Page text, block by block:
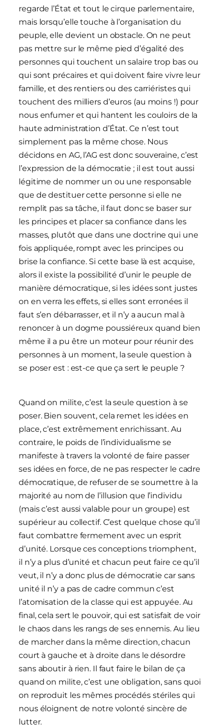
regarde l’État et tout le cirque parlementaire,
mais lorsqu’elle touche à l’organisation du
peuple, elle devient un obstacle. On ne peut
pas mettre sur le même pied d’égalité des
personnes qui touchent un salaire trop bas ou
qui sont précaires et qui doivent faire vivre leur
famille, et des rentiers ou des carriéristes qui
touchent des milliers d’euros (au moins !) pour
nous enfumer et qui hantent les couloirs de la
haute administration d’État. Ce n’est tout
simplement pas la même chose. Nous
décidons en AG, l’AG est donc souveraine, c’est
l’expression de la démocratie ; il est tout aussi
légitime de nommer un ou une responsable
que de destituer cette personne si elle ne
remplit pas sa tâche, il faut donc se baser sur
les principes et placer sa confiance dans les
masses, plutôt que dans une doctrine qui une
fois appliquée, rompt avec les principes ou
brise la confiance. Si cette base là est acquise,
alors il existe la possibilité d’unir le peuple de
manière démocratique, si les idées sont justes
on en verra les effets, si elles sont erronées il
faut s’en débarrasser, et il n’y a aucun mal à
renoncer à un dogme poussiéreux quand bien
même il a pu être un moteur pour réunir des
personnes à un moment, la seule question à
se poser est : est-ce que ça sert le peuple ?
Quand on milite, c’est la seule question à se
poser. Bien souvent, cela remet les idées en
place, c’est extrêmement enrichissant. Au
contraire, le poids de l’individualisme se
manifeste à travers la volonté de faire passer
ses idées en force, de ne pas respecter le cadre
démocratique, de refuser de se soumettre à la
majorité au nom de l’illusion que l’individu
(mais c’est aussi valable pour un groupe) est
supérieur au collectif. C’est quelque chose qu’il
faut combattre fermement avec un esprit
d’unité. Lorsque ces conceptions triomphent,
il n’y a plus d’unité et chacun peut faire ce qu’il
veut, il n’y a donc plus de démocratie car sans
unité il n’y a pas de cadre commun c’est
l’atomisation de la classe qui est appuyée. Au
final, cela sert le pouvoir, qui est satisfait de voir
le chaos dans les rangs de ses ennemis. Au lieu
de marcher dans la même direction, chacun
court à gauche et à droite dans le désordre
sans aboutir à rien. Il faut faire le bilan de ça
quand on milite, c’est une obligation, sans quoi
on reproduit les mêmes procédés stériles qui
nous éloignent de notre volonté sincère de
lutter.